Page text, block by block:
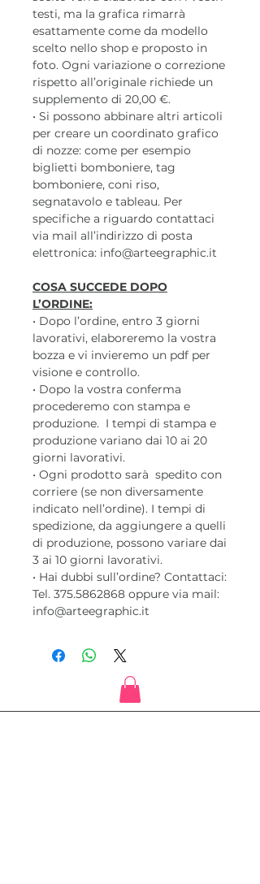
testi, ma la grafica rimarrà
esattamente come da modello
scelto nello shop e proposto in
foto. Ogni variazione o correzione
rispetto all’originale richiede un
supplemento di 20,00 €.
• Si possono abbinare altri articoli
per creare un coordinato grafico
di nozze: come per esempio
biglietti bomboniere, tag
bomboniere, coni riso,
segnatavolo e tableau. Per
specifiche a riguardo contattaci
via mail all’indirizzo di posta
elettronica: info@arteegraphic.it
COSA SUCCEDE DOPO
L’ORDINE:
• Dopo l’ordine, entro 3 giorni
lavorativi, elaboreremo la vostra
bozza e vi invieremo un pdf per
visione e controllo.
• Dopo la vostra conferma
procederemo con stampa e
produzione. I tempi di stampa e
produzione variano dai 10 ai 20
giorni lavorativi.
• Ogni prodotto sarà spedito con
corriere (se non diversamente
indicato nell’ordine). I tempi di
spedizione, da aggiungere a quelli
di produzione, possono variare dai
3 ai 10 giorni lavorativi.
• Hai dubbi sull’ordine? Contattaci:
Tel. 375.5862868 oppure via mail:
info@arteegraphic.it